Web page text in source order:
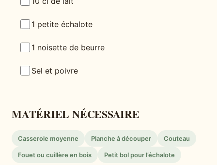
1 petite échalote
1 noisette de beurre
Sel et poivre
MATÉRIEL NÉCESSAIRE
Casserole moyenne Planche à découper Couteau
Fouet ou cuillère en bois Petit bol pour l’échalote